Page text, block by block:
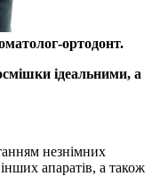
ортодонт.
ідеальними, а
незнімних
апаратів, а також